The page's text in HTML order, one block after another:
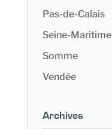
Pas-de-Calais
Seine-Maritime
Somme
Vendée
Archives